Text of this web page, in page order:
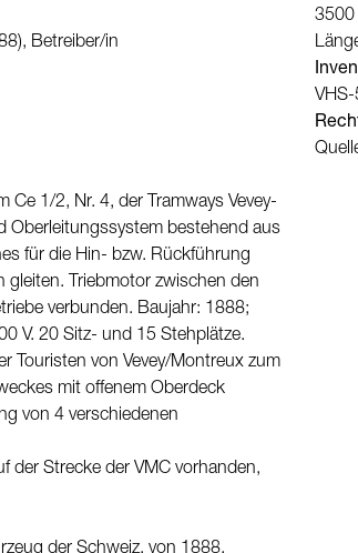
Betreiber/in
1/2, Nr. 4, der Tramways Vevey-
Oberleitungssystem bestehend aus
für die Hin- bzw. Rückführung
Triebmotor zwischen den
verbunden. Baujahr: 1888;
V. 20 Sitz- und 15 Stehplätze.
Touristen von Vevey/Montreux zum
mit offenem Oberdeck
von 4 verschiedenen
der Strecke der VMC vorhanden,
3500
VHS-